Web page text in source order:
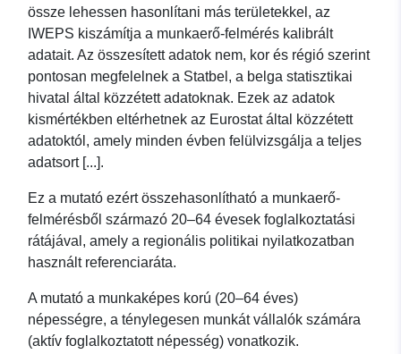
össze lehessen hasonlítani más területekkel, az
IWEPS kiszámítja a munkaerő-felmérés kalibrált
adatait. Az összesített adatok nem, kor és régió szerint
pontosan megfelelnek a Statbel, a belga statisztikai
hivatal által közzétett adatoknak. Ezek az adatok
kismértékben eltérhetnek az Eurostat által közzétett
adatoktól, amely minden évben felülvizsgálja a teljes
adatsort [...].
Ez a mutató ezért összehasonlítható a munkaerő-
felmérésből származó 20–64 évesek foglalkoztatási
rátájával, amely a regionális politikai nyilatkozatban
használt referenciaráta.
A mutató a munkaképes korú (20–64 éves)
népességre, a ténylegesen munkát vállalók számára
(aktív foglalkoztatott népesség) vonatkozik.